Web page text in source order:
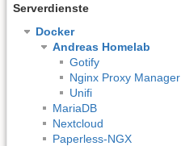
Serverdienste
Docker
Andreas Homelab
Gotify
Nginx Proxy Manager
Unifi
MariaDB
Nextcloud
Paperless-NGX